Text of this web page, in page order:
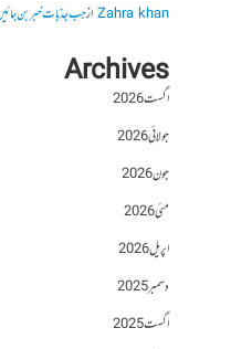
Zahra khanازجب جذبات خبر بن
Archives
اگست 2026
جولائی 2026
جون 2026
مئی 2026
اپریل 2026
دسمبر 2025
اگست 2025